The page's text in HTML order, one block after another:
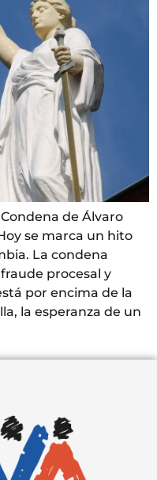
de Álvaro
se marca un hito
La condena
procesal y
por encima de la
la esperanza de un